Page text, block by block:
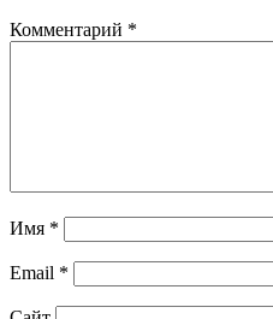
Комментарий *
Имя *
Email *